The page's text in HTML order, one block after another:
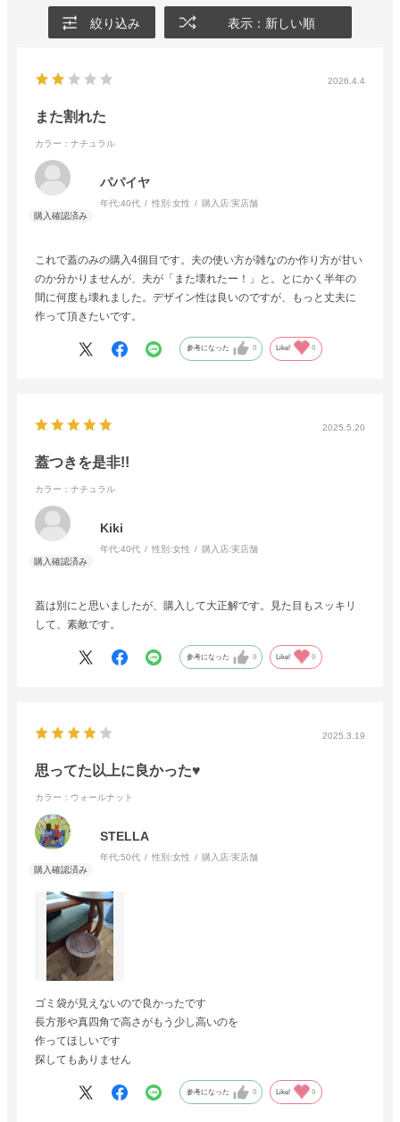
絞り込み 表示：新しい順
2026.4.4
また割れた
カラー：ナチュラル
パパイヤ
年代:40代 性別:女性 購入店:実店舗
これで蓋のみの購入4個目です。夫の使い方が雑なのか作り方が甘い
のか分かりませんが、夫が「また壊れたー！」と。とにかく半年の
間に何度も壊れました。デザイン性は良いのですが、もっと丈夫に
作って頂きたいです。
参考になった 0 Like! 0
2025.5.20
蓋つきを是非!!
カラー：ナチュラル
Kiki
年代:40代 性別:女性 購入店:実店舗
蓋は別にと思いましたが、購入して大正解です。見た目もスッキリ
して、素敵です。
参考になった 0 Like! 0
2025.3.19
思ってた以上に良かった♥️
カラー：ウォールナット
STELLA
年代:50代 性別:女性 購入店:実店舗
ゴミ袋が見えないので良かったです
長方形や真四角で高さがもう少し高いのを
作ってほしいです
探してもありません
参考になった 0 Like! 0